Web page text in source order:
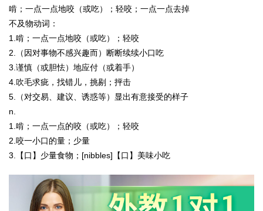
啃；一点一点地咬（或吃）；轻咬；一点一点去掉
不及物动词：
1.啃；一点一点地咬（或吃）；轻咬
2.（因对事物不感兴趣而）断断续续小口吃
3.谨慎（或胆怯）地应付（或着手）
4.吹毛求疵，找错儿，挑剔；抨击
5.（对交易、建议、诱惑等）显出有意接受的样子
n.
1.啃；一点一点的咬（或吃）；轻咬
2.咬一小口的量；少量
3.【口】少量食物；[nibbles]【口】美味小吃